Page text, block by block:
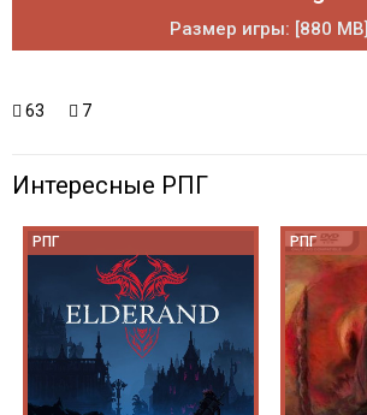
Размер игры: [880 MB]
63 7
Интересные РПГ
РПГ РПГ